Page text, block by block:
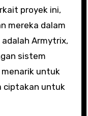
proyek ini,
mereka dalam
Armytrix,
sistem
untuk
ciptakan untuk